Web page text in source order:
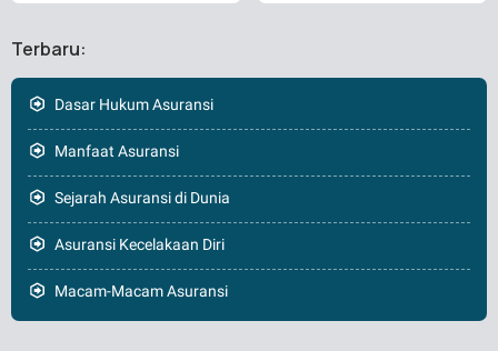
Terbaru:
Dasar Hukum Asuransi
Manfaat Asuransi
Sejarah Asuransi di Dunia
Asuransi Kecelakaan Diri
Macam-Macam Asuransi